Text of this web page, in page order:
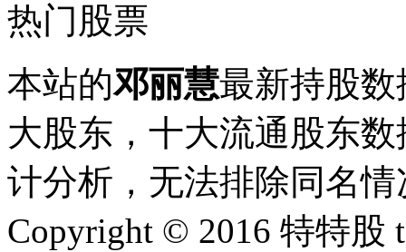
热门股票
本站的邓丽慧最新持股
大股东，十大流通股东
计分析，无法排除同名情
Copyright © 2016 特特股